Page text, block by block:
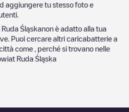
aggiungere tu stesso foto e
Ruda Śląskanon è adatto alla tua
Puoi cercare altri caricabatterie a
come , perché si trovano nelle
Ruda Śląska